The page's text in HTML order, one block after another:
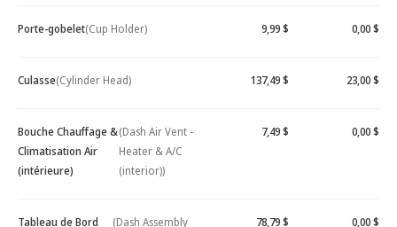
Porte-gobelet(Cup Holder) 9,99 $ 0,00 $
Culasse(Cylinder Head) 137,49 $ 23,00 $
Bouche Chauffage &
Climatisation Air
(intérieure)
(Dash Air Vent -
Heater & A/C
(interior))
7,49 $ 0,00 $
Tableau de Bord
(Dash Assembly
78,79 $ 0,00 $